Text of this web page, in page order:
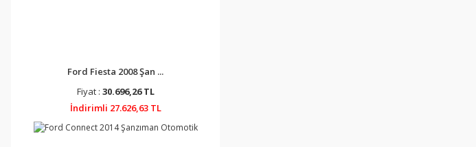
Ford Fiesta 2008 Şan ...
Fiyat : 30.696,26 TL
İndirimli 27.626,63 TL